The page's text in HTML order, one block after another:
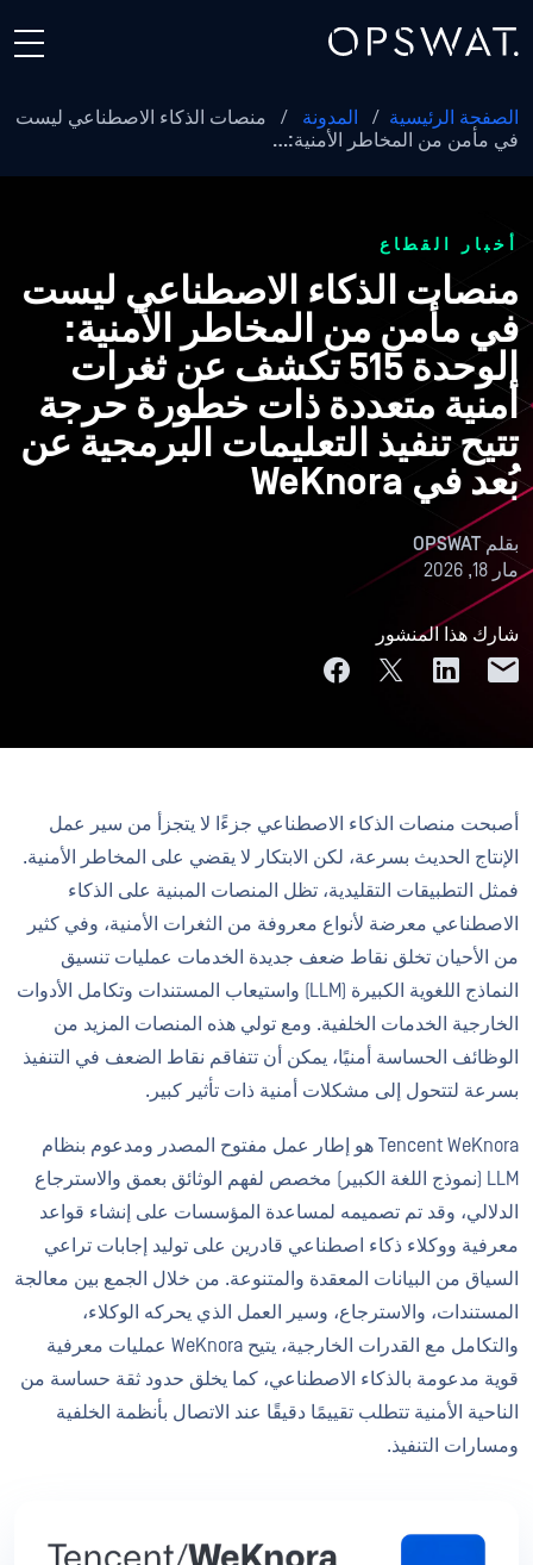
الصفحة الرئيسية / المدونة /
منصات الذكاء الاصطناعي ليست
في مأمن من المخاطر الأمنية:…
أخبار القطاع
منصات الذكاء الاصطناعي ليست
في مأمن من المخاطر الأمنية:
الوحدة 515 تكشف عن ثغرات
أمنية متعددة ذات خطورة حرجة
تتيح تنفيذ التعليمات البرمجية عن
بُعد في WeKnora
بقلمOPSWAT
مار 18, 2026
شارك هذا المنشور
أصبحت منصات الذكاء الاصطناعي جزءًا لا يتجزأ من سير عمل
الإنتاج الحديث بسرعة، لكن الابتكار لا يقضي على المخاطر الأمنية.
فمثل التطبيقات التقليدية، تظل المنصات المبنية على الذكاء
الاصطناعي معرضة لأنواع معروفة من الثغرات الأمنية، وفي كثير
من الأحيان تخلق نقاط ضعف جديدة الخدمات عمليات تنسيق
النماذج اللغوية الكبيرة (LLM) واستيعاب المستندات وتكامل الأدوات
الخارجية الخدمات الخلفية. ومع تولي هذه المنصات المزيد من
الوظائف الحساسة أمنيًا، يمكن أن تتفاقم نقاط الضعف في التنفيذ
بسرعة لتتحول إلى مشكلات أمنية ذات تأثير كبير.
Tencent WeKnora هو إطار عمل مفتوح المصدر ومدعوم بنظام
LLM (نموذج اللغة الكبير) مخصص لفهم الوثائق بعمق والاسترجاع
الدلالي، وقد تم تصميمه لمساعدة المؤسسات على إنشاء قواعد
معرفية ووكلاء ذكاء اصطناعي قادرين على توليد إجابات تراعي
السياق من البيانات المعقدة والمتنوعة. من خلال الجمع بين معالجة
المستندات، والاسترجاع، وسير العمل الذي يحركه الوكلاء،
والتكامل مع القدرات الخارجية، يتيح WeKnora عمليات معرفية
قوية مدعومة بالذكاء الاصطناعي، كما يخلق حدود ثقة حساسة من
الناحية الأمنية تتطلب تقييمًا دقيقًا عند الاتصال بأنظمة الخلفية
ومسارات التنفيذ.